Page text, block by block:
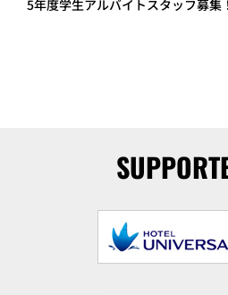
5年度学生アルバイトスタッフ募集！